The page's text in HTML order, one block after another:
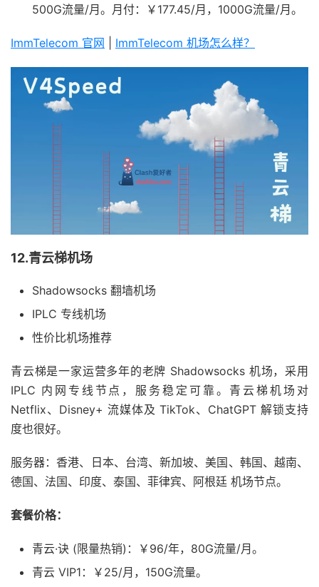
500G流量/月。月付：￥177.45/月，1000G流量/月。
ImmTelecom 官网 ImmTelecom 机场怎么样？
12.青云梯机场
Shadowsocks 翻墙机场
IPLC 专线机场
性价比机场推荐
青云梯是一家运营多年的老牌 Shadowsocks 机场，采用
IPLC 内网专线节点，服务稳定可靠。青云梯机场对
Netflix、Disney+ 流媒体及 TikTok、ChatGPT 解锁支持
度也很好。
服务器：香港、日本、台湾、新加坡、美国、韩国、越南、
德国、法国、印度、泰国、菲律宾、阿根廷 机场节点。
套餐价格：
青云·诀 (限量热销)：￥96/年，80G流量/月。
青云 VIP1：￥25/月，150G流量。